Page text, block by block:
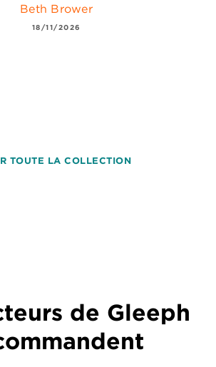
Beth Brower
18/11/2026
TOUTE LA COLLECTION
de Gleeph